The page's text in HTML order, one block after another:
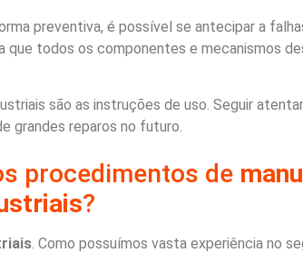
preventiva, é possível se antecipar a
todos os componentes e mecanismos
são as instruções de uso. Seguir
grandes reparos no futuro.
procedimentos de
?
. Como possuímos vasta experiência no